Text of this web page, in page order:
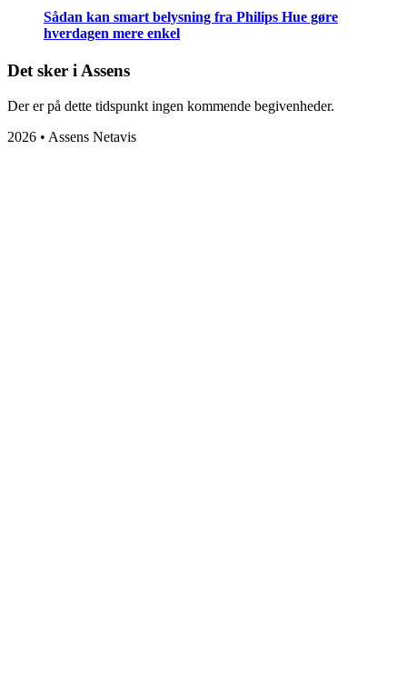
Sådan kan smart belysning fra Philips Hue gøre
hverdagen mere enkel
Det sker i Assens
Der er på dette tidspunkt ingen kommende begivenheder.
2026 • Assens Netavis